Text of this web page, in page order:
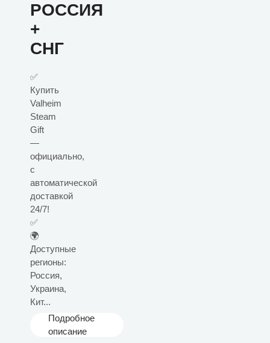
РОССИЯ
+
СНГ
✅
Купить
Valheim
Steam
Gift
—
официально,
с
автоматической
доставкой
24/7!
✅
🌍
Доступные
регионы:
Россия,
Украина,
Кит...
Подробное
описание